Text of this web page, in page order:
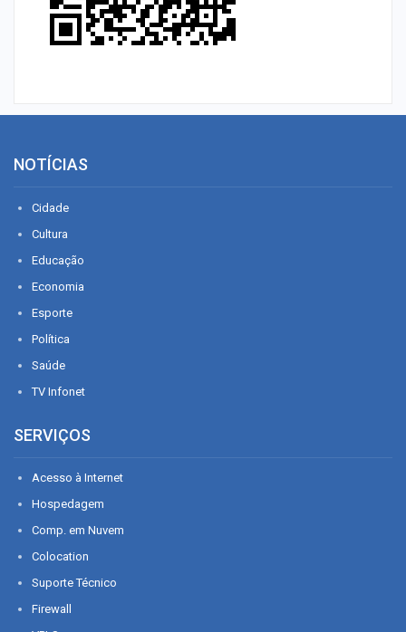
NOTÍCIAS
Cidade
Cultura
Educação
Economia
Esporte
Política
Saúde
TV Infonet
SERVIÇOS
Acesso à Internet
Hospedagem
Comp. em Nuvem
Colocation
Suporte Técnico
Firewall